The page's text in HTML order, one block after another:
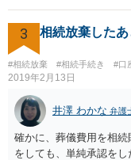
か？ 委任状を偽造し
ので できないと思い
3 相続放棄した
#相続放棄 #相続手続き #口
2019年2月13日
井澤 わかな 弁護
確かに、葬儀費用を相
をしても、単純承認を